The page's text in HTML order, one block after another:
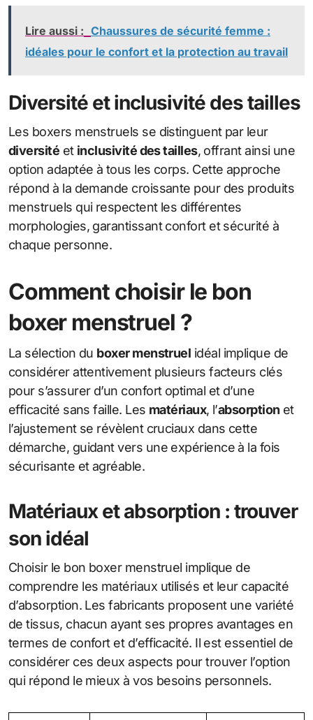
Lire aussi : Chaussures de sécurité femme :
idéales pour le confort et la protection au travail
Diversité et inclusivité des tailles
Les boxers menstruels se distinguent par leur
diversité et inclusivité des tailles, offrant ainsi une
option adaptée à tous les corps. Cette approche
répond à la demande croissante pour des produits
menstruels qui respectent les différentes
morphologies, garantissant confort et sécurité à
chaque personne.
Comment choisir le bon
boxer menstruel ?
La sélection du boxer menstruel idéal implique de
considérer attentivement plusieurs facteurs clés
pour s’assurer d’un confort optimal et d’une
efficacité sans faille. Les matériaux, l’absorption et
l’ajustement se révèlent cruciaux dans cette
démarche, guidant vers une expérience à la fois
sécurisante et agréable.
Matériaux et absorption : trouver
son idéal
Choisir le bon boxer menstruel implique de
comprendre les matériaux utilisés et leur capacité
d’absorption. Les fabricants proposent une variété
de tissus, chacun ayant ses propres avantages en
termes de confort et d’efficacité. Il est essentiel de
considérer ces deux aspects pour trouver l’option
qui répond le mieux à vos besoins personnels.